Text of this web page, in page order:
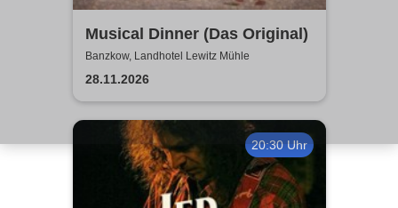
Musical Dinner (Das Original)
Banzkow, Landhotel Lewitz Mühle
28.11.2026
20:30 Uhr